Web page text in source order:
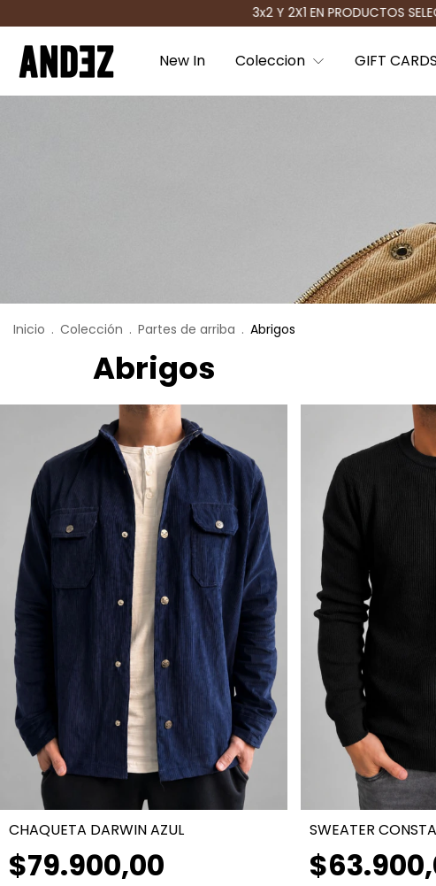
3x2 Y 2X1 EN PRODUCTOS SELECCIONADOS / 10% OFF
New In Coleccion GIFT CARDS
Inicio . Colección . Partes de arriba . Abrigos
Abrigos
CHAQUETA DARWIN AZUL
$79.900,00
SWEATER